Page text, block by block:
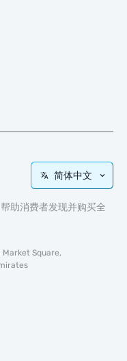
简体中文
助消费者发现并购买全
Market Square,